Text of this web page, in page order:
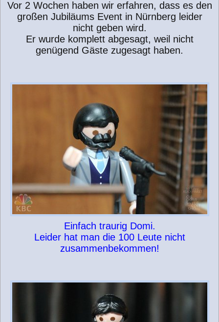
Vor 2 Wochen haben wir erfahren, dass es den
großen Jubiläums Event in Nürnberg leider
nicht geben wird.
Er wurde komplett abgesagt, weil nicht
genügend Gäste zugesagt haben.
Einfach traurig Domi.
Leider hat man die 100 Leute nicht
zusammenbekommen!